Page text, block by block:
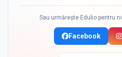
Sau urmărește Edulio pentru
Facebook